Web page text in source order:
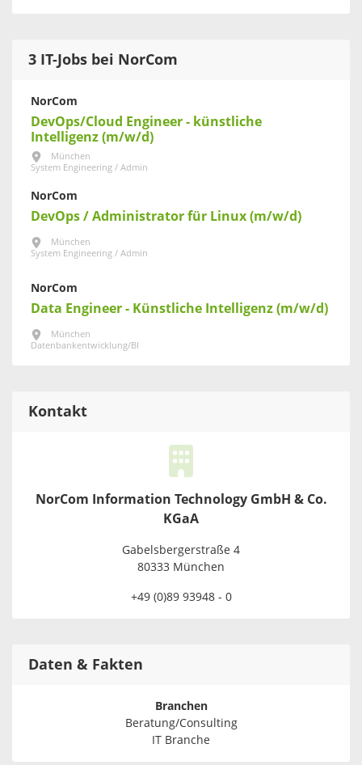
3 IT-Jobs bei NorCom
NorCom
DevOps/Cloud Engineer - künstliche
Intelligenz (m/w/d)
München
System Engineering / Admin
NorCom
DevOps / Administrator für Linux (m/w/d)
München
System Engineering / Admin
NorCom
Data Engineer - Künstliche Intelligenz (m/w/d)
München
Datenbankentwicklung/BI
Kontakt
NorCom Information Technology GmbH & Co.
KGaA
Gabelsbergerstraße 4
80333 München
+49 (0)89 93948 - 0
Daten & Fakten
Branchen
Beratung/Consulting
IT Branche